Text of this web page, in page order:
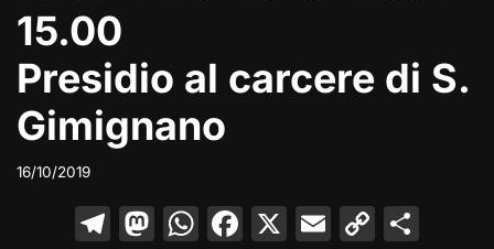
15.00
Presidio al carcere di S.
Gimignano
16/10/2019
T M W F X E C